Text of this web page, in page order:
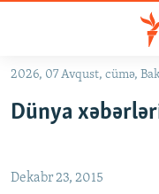
Əsas
qayıt
qayıt
#İZAHLA
2026, 07 Avqust, cümə,
Dünya
Dekabr 23, 2015